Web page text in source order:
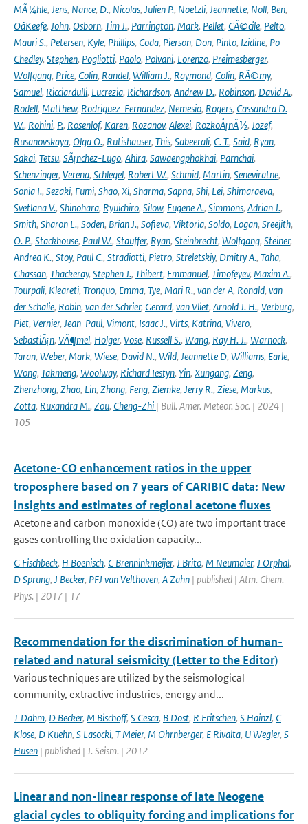
MÃ¼hle, Jens, Nance, D., Nicolas, Julien P., Noetzli, Jeannette, Noll, Ben,
OâKeefe, John, Osborn, Tim J., Parrington, Mark, Pellet, CÃ©cile, Pelto,
Mauri S., Petersen, Kyle, Phillips, Coda, Pierson, Don, Pinto, Izidine, Po-
Chedley, Stephen, Pogliotti, Paolo, Polvani, Lorenzo, Preimesberger,
Wolfgang, Price, Colin, Randel, William J., Raymond, Colin, RÃ©my,
Samuel, Ricciardulli, Lucrezia, Richardson, Andrew D., Robinson, David A.,
Rodell, Matthew, Rodriguez-Fernandez, Nemesio, Rogers, Cassandra D.
W., Rohini, P., Rosenlof, Karen, Rozanov, Alexei, RozkoÅ¡nÃ½, Jozef,
Rusanovskaya, Olga O., Rutishauser, This, Sabeerali, C. T., Said, Ryan,
Sakai, Tetsu, SÃ¡nchez-Lugo, Ahira, Sawaengphokhai, Parnchai,
Schenzinger, Verena, Schlegel, Robert W., Schmid, Martin, Seneviratne,
Sonia I., Sezaki, Fumi, Shao, Xi, Sharma, Sapna, Shi, Lei, Shimaraeva,
Svetlana V., Shinohara, Ryuichiro, Silow, Eugene A., Simmons, Adrian J.,
Smith, Sharon L., Soden, Brian J., Sofieva, Viktoria, Soldo, Logan, Sreejith,
O. P., Stackhouse, Paul W., Stauffer, Ryan, Steinbrecht, Wolfgang, Steiner,
Andrea K., Stoy, Paul C., Stradiotti, Pietro, Streletskiy, Dmitry A., Taha,
Ghassan, Thackeray, Stephen J., Thibert, Emmanuel, Timofeyev, Maxim A.,
Tourpali, Kleareti, Tronquo, Emma, Tye, Mari R., van der A, Ronald, van
der Schalie, Robin, van der Schrier, Gerard, van Vliet, Arnold J. H., Verburg,
Piet, Vernier, Jean-Paul, Vimont, Isaac J., Virts, Katrina, Vivero,
SebastiÃ¡n, VÃ¶mel, Holger, Vose, Russell S., Wang, Ray H. J., Warnock,
Taran, Weber, Mark, Wiese, David N., Wild, Jeannette D, Williams, Earle,
Wong, Takmeng, Woolway, Richard Iestyn, Yin, Xungang, Zeng,
Zhenzhong, Zhao, Lin, Zhong, Feng, Ziemke, Jerry R., Ziese, Markus,
Zotta, Ruxandra M., Zou, Cheng-Zhi | Bull. Amer. Meteor. Soc. | 2024 |
105
Acetone-CO enhancement ratios in the upper
troposphere based on 7 years of CARIBIC data: New
insights and estimates of regional acetone fluxes
Acetone and carbon monoxide (CO) are two important trace
gases controlling the oxidation capacity...
G Fischbeck, H Boenisch, C Brenninkmeijer, J Brito, M Neumaier, J Orphal,
D Sprung, J Becker, PFJ van Velthoven, A Zahn | published | Atm. Chem.
Phys. | 2017 | 17
Recommendation for the discrimination of human-
related and natural seismicity (Letter to the Editor)
Various techniques are utilized by the seismological
community, extractive industries, energy and...
T Dahm, D Becker, M Bischoff, S Cesca, B Dost, R Fritschen, S Hainzl, C
Klose, D Kuehn, S Lasocki, T Meier, M Ohrnberger, E Rivalta, U Wegler, S
Husen | published | J. Seism. | 2012
Linear and non-linear response of late Neogene
glacial cycles to obliquity forcing and implications for